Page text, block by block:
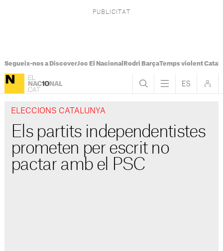
Segueix-nos a DiscoverJoc El Nacional Rodri BarçaTemps violent
ELECCIONS CATALUNYA
Els partits independentistes
prometen per escrit no
pactar amb el PSC